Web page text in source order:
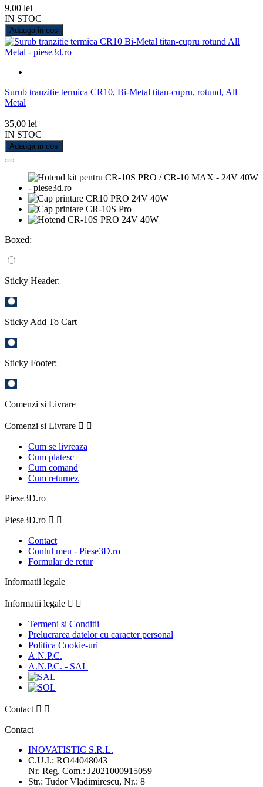
9,00 lei
IN STOC
Adauga in cos
Surub tranzitie termica CR10, Bi-Metal titan-cupru, rotund, All
Metal
35,00 lei
IN STOC
Adauga in cos
Boxed:
Sticky Header:
Sticky Add To Cart
Sticky Footer:
Comenzi si Livrare
Comenzi si Livrare  
Cum se livreaza
Cum platesc
Cum comand
Cum returnez
Piese3D.ro
Piese3D.ro  
Contact
Contul meu - Piese3D.ro
Formular de retur
Informatii legale
Informatii legale  
Termeni si Conditii
Prelucrarea datelor cu caracter personal
Politica Cookie-uri
A.N.P.C.
A.N.P.C. - SAL
Contact  
Contact
INOVATISTIC S.R.L.
C.U.I.: RO44048043
Nr. Reg. Com.: J2021000915059
Str.: Tudor Vladimirescu, Nr.: 8